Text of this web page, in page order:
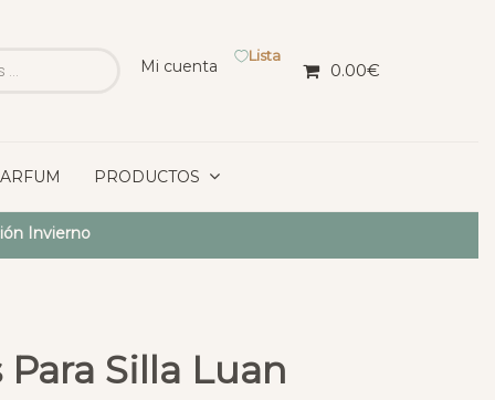
Mi cuenta
Lista
0.00€
PRODUCTOS
Invierno
Silla Luan